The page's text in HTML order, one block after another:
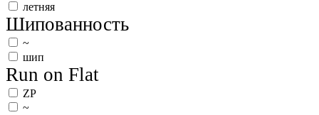
летняя
Шипованность
~
шип
Run on Flat
ZP
~